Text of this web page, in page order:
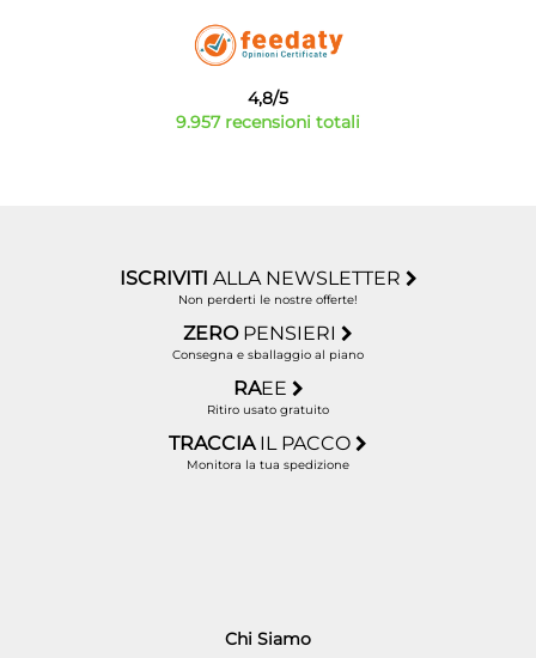
4,8/5
9.957 recensioni totali
ISCRIVITI ALLA NEWSLETTER
Non perderti le nostre offerte!
ZERO PENSIERI
Consegna e sballaggio al piano
RAEE
Ritiro usato gratuito
TRACCIA IL PACCO
Monitora la tua spedizione
Chi Siamo